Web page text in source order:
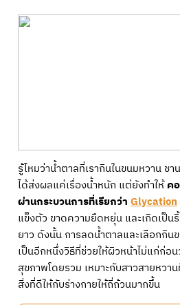
รู้ไหมว่าน้ำตาลที่เรากินในขนมหวาน ช
ได้ส่งผลแค่เรื่องน้ำหนัก แต่ยังทำให้ค
ผ่านกระบวนการที่เรียกว่าGlycation
แข็งตัว ขาดความยืดหยุ่น และเกิดเป็น
ยาว ดังนั้น การลดน้ำตาลและเลือกกิน
เป็นอีกหนึ่งวิธีที่ช่วยให้ผิวหน้าไม่แก่ก่
สุขภาพโดยรวม เหมาะกับสาวสายหวา
สิ่งที่ดีให้กับร่างกายให้ถี่ถ้วนมากขึ้น